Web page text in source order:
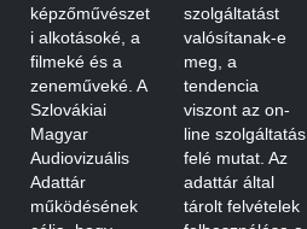
képzőművészet
i alkotásoké, a
filmeké és a
zeneműveké. A
Szlovákiai
Magyar
Audiovizuális
Adattár
működésének
szolgáltatást
valósítanak-e
meg, a
tendencia
viszont az on-
line szolgáltatás
felé mutat. Az
adattár által
tárolt felvételek